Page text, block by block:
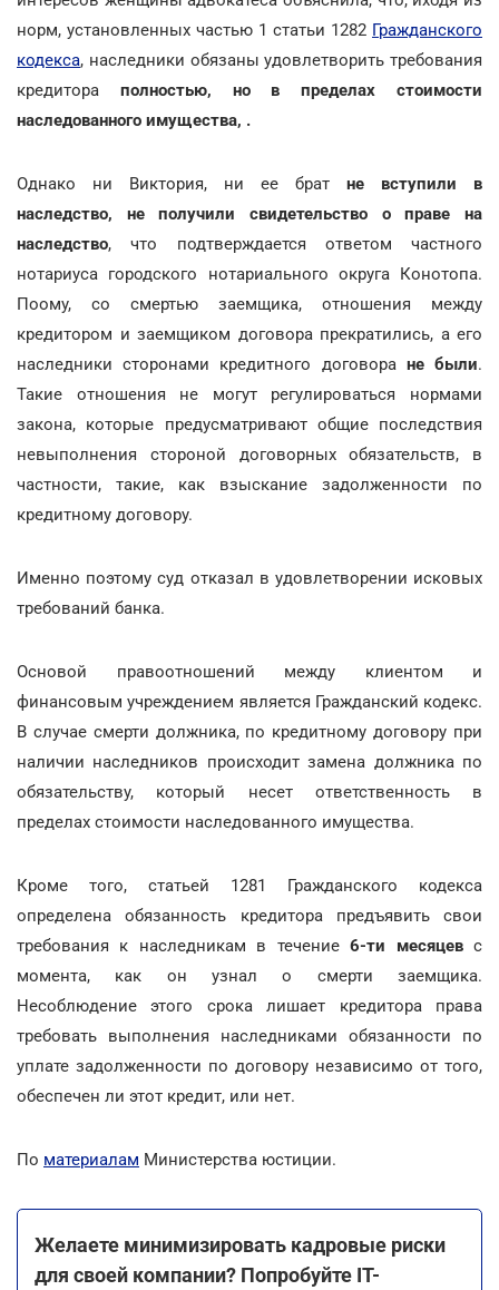
норм, установленных частью 1 статьи 1282 Гражданского
кодекса, наследники обязаны удовлетворить требования
кредитора полностью, но в пределах стоимости
наследованного имущества, .
Однако ни Виктория, ни ее брат не вступили в
наследство, не получили свидетельство о праве на
наследство, что подтверждается ответом частного
нотариуса городского нотариального округа Конотопа.
Поому, со смертью заемщика, отношения между
кредитором и заемщиком договора прекратились, а его
наследники сторонами кредитного договора не были.
Такие отношения не могут регулироваться нормами
закона, которые предусматривают общие последствия
невыполнения стороной договорных обязательств, в
частности, такие, как взыскание задолженности по
кредитному договору.
Именно поэтому суд отказал в удовлетворении исковых
требований банка.
Основой правоотношений между клиентом и
финансовым учреждением является Гражданский кодекс.
В случае смерти должника, по кредитному договору при
наличии наследников происходит замена должника по
обязательству, который несет ответственность в
пределах стоимости наследованного имущества.
Кроме того, статьей 1281 Гражданского кодекса
определена обязанность кредитора предъявить свои
требования к наследникам в течение6-ти месяцевс
момента, как он узнал о смерти заемщика.
Несоблюдение этого срока лишает кредитора права
требовать выполнения наследниками обязанности по
уплате задолженности по договору независимо от того,
обеспечен ли этот кредит, или нет.
По материалам Министерства юстиции.
Желаете минимизировать кадровые риски
для своей компании? Попробуйте ІТ-